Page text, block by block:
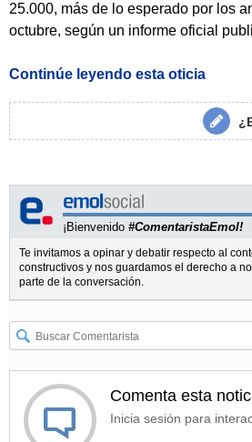
25.000, más de lo esperado por los
octubre, según un informe oficial
Continúe leyendo esta oticia
¡Bienvenido #ComentaristaEmol!
Te invitamos a opinar y debatir respecto al
constructivos y nos guardamos el derecho a
parte de la conversación.
Comenta esta
Inicia sesión para